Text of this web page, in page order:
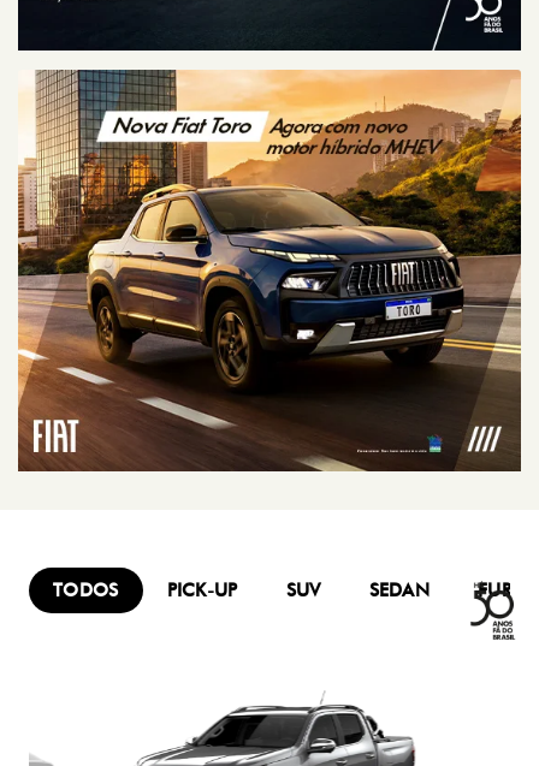
TODOS PICK-UP SUV SEDAN